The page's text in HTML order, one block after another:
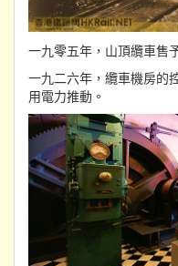
一九零五年，山頂纜車售
一九二六年，纜車機房的
用電力推動。